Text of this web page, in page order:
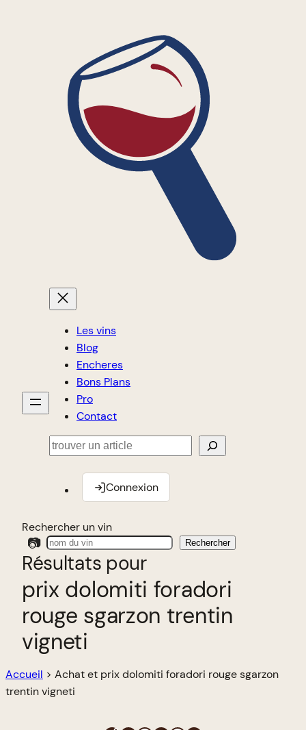
Les vins
Blog
Encheres
Bons Plans
Pro
Contact
Rechercher
Connexion
Rechercher un vin
📷 Rechercher
Résultats pour
prix dolomiti foradori
rouge sgarzon trentin
vigneti
Accueil > Achat et prix dolomiti foradori rouge sgarzon
trentin vigneti